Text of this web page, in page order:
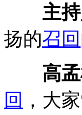
主持
扬的召回
高孟
回 ，大